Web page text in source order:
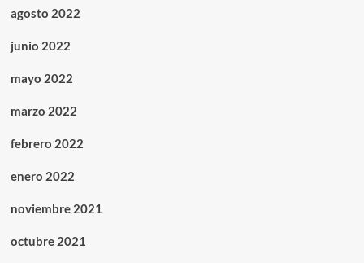
agosto 2022
junio 2022
mayo 2022
marzo 2022
febrero 2022
enero 2022
noviembre 2021
octubre 2021